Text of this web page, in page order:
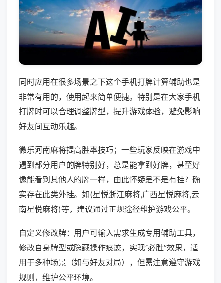
同时应用在很多场景之下这个手机打牌计算辅助也是
非常有用的，使用起来简单便捷。特别是在大家手机
打牌时可以合理调整牌型，提升游戏体验，避免影响
好友间互动乐趣。
微乐河南麻将提高胜率技巧；一些玩家反映在游戏中
遇到部分用户的牌特别好，总是能拿到好牌，甚至好
像能看到其他人的牌一样，由此怀疑是不是有挂？确
实存在此类外挂。如(星悦浙江麻将,广西星悦麻将,云
南星悦麻将)等，建议通过正规途径维护游戏公平。
自定义修改牌：用户可输入需求生成专用辅助工具，
修改自身牌型或隐藏操作痕迹，实现“必胜”效果，适
用于多种场景（如与好友对局），但需注意遵守游戏
规则，维护公平环境。